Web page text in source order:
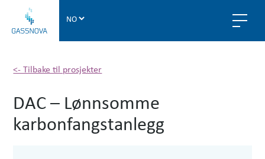
a
n
v
a
<- Tilbake til prosjekter
DAC – Lønnsomme
karbonfangstanlegg